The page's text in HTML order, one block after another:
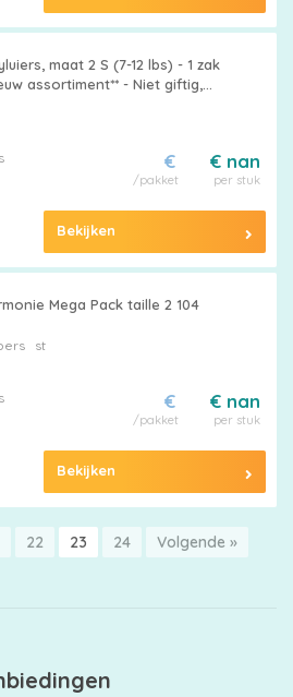
maat 2 S (7-12 lbs) - 1 zak
assortiment** - Niet giftig,
ultradun, 's nachts - Made in
€ nan
per stuk
€
/pakket
Bekijken
Mega Pack taille 2 104
st
€ nan
per stuk
€
/pakket
Bekijken
22 23 24 Volgende »